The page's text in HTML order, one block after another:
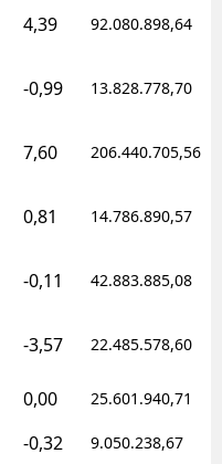
4,39 92.080.898,64
-0,99 13.828.778,70
7,60 206.440.705,56
0,81 14.786.890,57
-0,11 42.883.885,08
-3,57 22.485.578,60
0,00 25.601.940,71
-0,32 9.050.238,67